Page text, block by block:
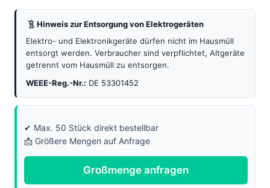
für
präzise
Navigation
Menge
Hinweis zur Entsorgung von Elektrogeräten
Elektro- und Elektronikgeräte dürfen nicht im Hausmüll
entsorgt werden. Verbraucher sind verpflichtet, Altgeräte
getrennt vom Hausmüll zu entsorgen.
WEEE-Reg.-Nr.: DE 53301452
✔ Max. 50 Stück direkt bestellbar
📩 Größere Mengen auf Anfrage
Großmenge anfragen